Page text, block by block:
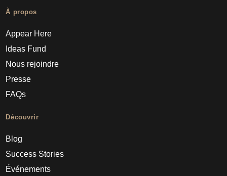
À propos
Appear Here
Ideas Fund
Nous rejoindre
Presse
FAQs
Découvrir
Blog
Success Stories
Événements